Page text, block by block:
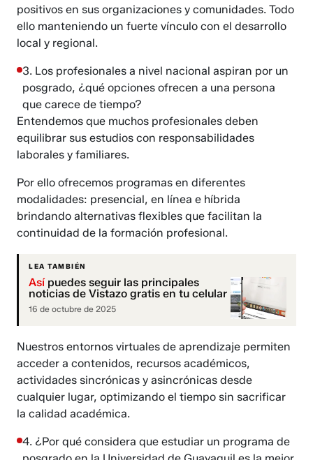
positivos en sus organizaciones y comunidades. Todo
ello manteniendo un fuerte vínculo con el desarrollo
local y regional.
3. Los profesionales a nivel nacional aspiran por un
posgrado, ¿qué opciones ofrecen a una persona
que carece de tiempo?
​​​​​​Entendemos que muchos profesionales deben
equilibrar sus estudios con responsabilidades
laborales y familiares.
Por ello ofrecemos programas en diferentes
modalidades: presencial, en línea e híbrida
brindando alternativas flexibles que facilitan la
continuidad de la formación profesional.
LEA TAMBIÉN
Asípuedes seguir las principales
noticias de Vistazo gratis en tu celular
16 de octubre de 2025
Nuestros entornos virtuales de aprendizaje permiten
acceder a contenidos, recursos académicos,
actividades sincrónicas y asincrónicas desde
cualquier lugar, optimizando el tiempo sin sacrificar
la calidad académica.
4. ¿Por qué considera que estudiar un programa de